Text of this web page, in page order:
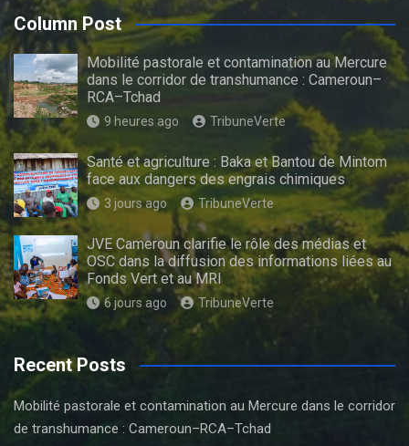
Column Post
Mobilité pastorale et contamination au Mercure
dans le corridor de transhumance : Cameroun–
RCA–Tchad
9 heures ago TribuneVerte
Santé et agriculture : Baka et Bantou de Mintom
face aux dangers des engrais chimiques
3 jours ago TribuneVerte
JVE Cameroun clarifie le rôle des médias et
OSC dans la diffusion des informations liées au
Fonds Vert et au MRI
6 jours ago TribuneVerte
Recent Posts
Mobilité pastorale et contamination au Mercure dans le corridor
de transhumance : Cameroun–RCA–Tchad